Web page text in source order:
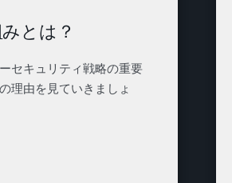
とは？
セキュリティ戦略の重要
理由を見ていきましょ